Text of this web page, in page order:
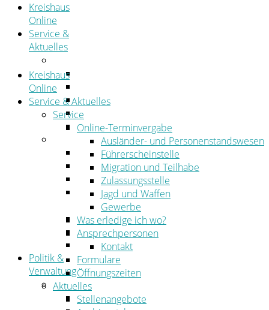
Kreishaus
Online
Service &
Aktuelles
Ansprechpersonen
Formulare
Öffnungszeiten
Aktuelles
Stellenangebote
Azubiportal
Pressemitteilungen
Bekanntmachungen & öffentliche
Zustellungen
Kehrbezirksausschreibungen
Amtsblatt
Öffentliche Ausschreibungen
Politik &
Verwaltung
Politik
Kreistag
Kreishaus
Online
Service & Aktuelles
Service
Online-Terminvergabe
Ausländer- und Personenstandswesen
Führerscheinstelle
Migration und Teilhabe
Zulassungsstelle
Jagd und Waffen
Gewerbe
Was erledige ich wo?
Ansprechpersonen
Kontakt
Formulare
Öffnungszeiten
Aktuelles
Stellenangebote